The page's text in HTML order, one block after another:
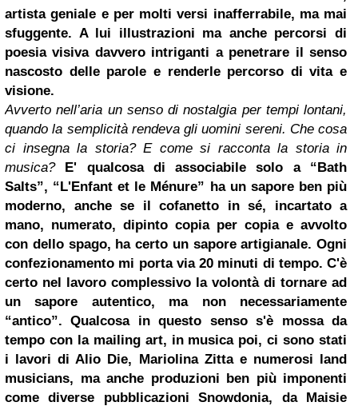
artista geniale e per molti versi inafferrabile, ma mai
sfuggente. A lui illustrazioni ma anche percorsi di
poesia visiva davvero intriganti a penetrare il senso
nascosto delle parole e renderle percorso di vita e
visione.
Avverto nell’aria un senso di nostalgia per tempi lontani,
quando la semplicità rendeva gli uomini sereni. Che cosa
ci insegna la storia? E come si racconta la storia in
musica?
E' qualcosa di associabile solo a “Bath
Salts”, “L'Enfant et le Ménure” ha un sapore ben più
moderno, anche se il cofanetto in sé, incartato a
mano, numerato, dipinto copia per copia e avvolto
con dello spago, ha certo un sapore artigianale. Ogni
confezionamento mi porta via 20 minuti di tempo. C'è
certo nel lavoro complessivo la volontà di tornare ad
un sapore autentico, ma non necessariamente
“antico”. Qualcosa in questo senso s'è mossa da
tempo con la mailing art, in musica poi, ci sono stati
i lavori di Alio Die, Mariolina Zitta e numerosi land
musicians, ma anche produzioni ben più imponenti
come diverse pubblicazioni Snowdonia, da Maisie